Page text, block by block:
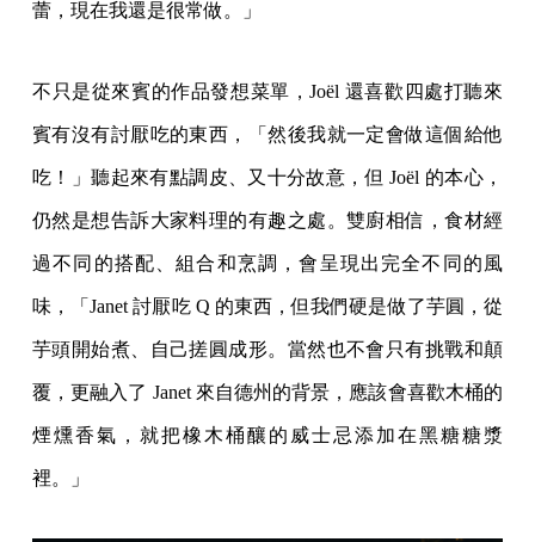
蕾，現在我還是很常做。」
不只是從來賓的作品發想菜單，Joël 還喜歡四處打聽來
賓有沒有討厭吃的東西，「然後我就一定會做這個給他
吃！」聽起來有點調皮、又十分故意，但 Joël 的本心，
仍然是想告訴大家料理的有趣之處。雙廚相信，食材經
過不同的搭配、組合和烹調，會呈現出完全不同的風
味，「Janet 討厭吃 Q 的東西，但我們硬是做了芋圓，從
芋頭開始煮、自己搓圓成形。當然也不會只有挑戰和顛
覆，更融入了 Janet 來自德州的背景，應該會喜歡木桶的
煙燻香氣，就把橡木桶釀的威士忌添加在黑糖糖漿
裡。」